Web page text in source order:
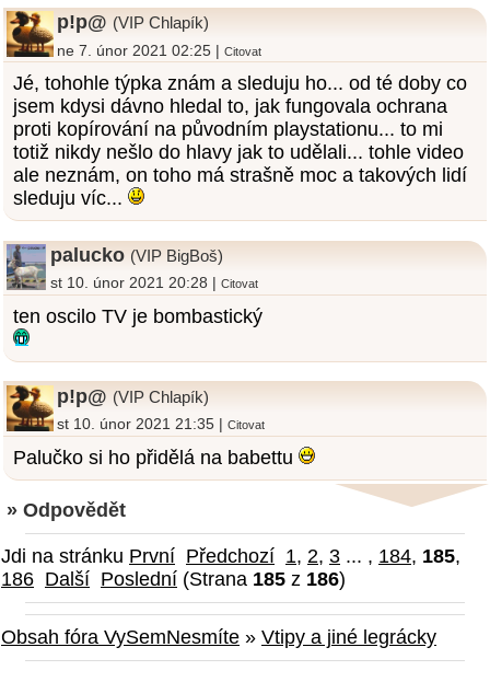
p!p@ (VIP Chlapík)
ne 7. únor 2021 02:25 |Citovat
Jé, tohohle týpka znám a sleduju ho... od té doby co
jsem kdysi dávno hledal to, jak fungovala ochrana
proti kopírování na původním playstationu... to mi
totiž nikdy nešlo do hlavy jak to udělali... tohle video
ale neznám, on toho má strašně moc a takových lidí
sleduju víc...
palucko (VIP BigBoš)
st 10. únor 2021 20:28 | Citovat
ten oscilo TV je bombastický
p!p@ (VIP Chlapík)
st 10. únor 2021 21:35 |Citovat
Palučko si ho přidělá na babettu
» Odpovědět
Jdi na stránku První Předchozí 1, 2, 3 ... , 184, 185,
186 Další Poslední (Strana 185 z 186)
Obsah fóra VySemNesmíte » Vtipy a jiné legrácky